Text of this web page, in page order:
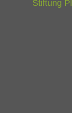
Stiftung